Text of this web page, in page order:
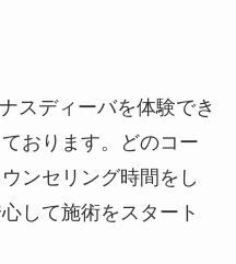
スディーバを体験でき
おります。どのコー
ンセリング時間をし
して施術をスタート